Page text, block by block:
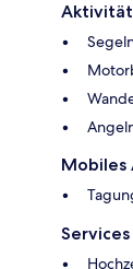
Mobiles
Services